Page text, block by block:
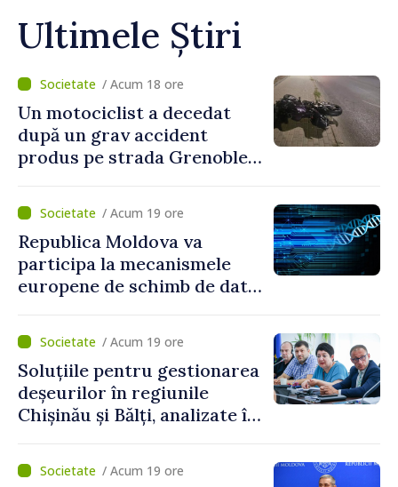
Ultimele Știri
/ Acum 18 ore
Un motociclist a decedat
după un grav accident
produs pe strada Grenoble
/ Acum 19 ore
Republica Moldova va
participa la mecanismele
europene de schimb de date
/ Acum 19 ore
Soluțiile pentru gestionarea
deșeurilor în regiunile
Chișinău și Bălți, analizate în
/ Acum 19 ore